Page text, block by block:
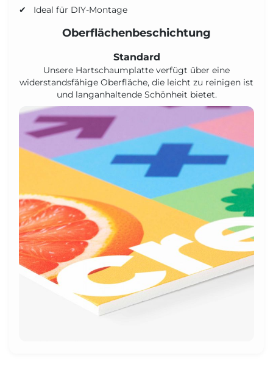
Ideal für DIY-Montage
Oberflächenbeschichtung
Standard
Unsere Hartschaumplatte verfügt über eine
widerstandsfähige Oberfläche, die leicht zu reinigen ist
und langanhaltende Schönheit bietet.